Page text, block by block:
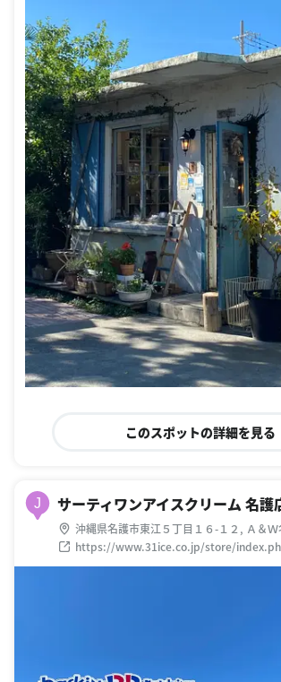
このスポットの詳細を見る
J サーティワンアイスクリーム 名護
沖縄県名護市東江５丁目１６-１２, Ａ＆Ｗ
https://www.31ice.co.jp/store/